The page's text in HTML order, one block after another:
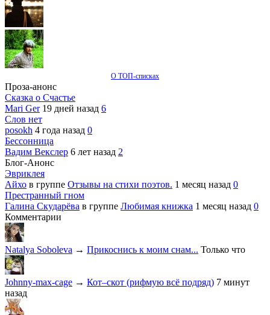
О ТОП-списках
Проза-анонс
Сказка о Счастье
Mari Ger 19 дней назад 6
Слов нет
posokh 4 года назад 0
Бессонница
Вадим Векслер 6 лет назад 2
Блог-Анонс
Эвриклея
Айхо в группе Отзывы на стихи поэтов. 1 месяц назад 0
Престранный гном
Галина Скударёва в группе Любимая книжка 1 месяц назад 0
Комментарии
Natalya Soboleva → Прикоснись к моим снам... Только что
Johnny-max-cage → Кот–скот (рифмую всё подряд) 7 минут
назад